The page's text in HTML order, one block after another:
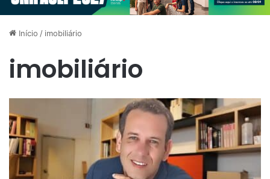
Início / imobiliário
imobiliário